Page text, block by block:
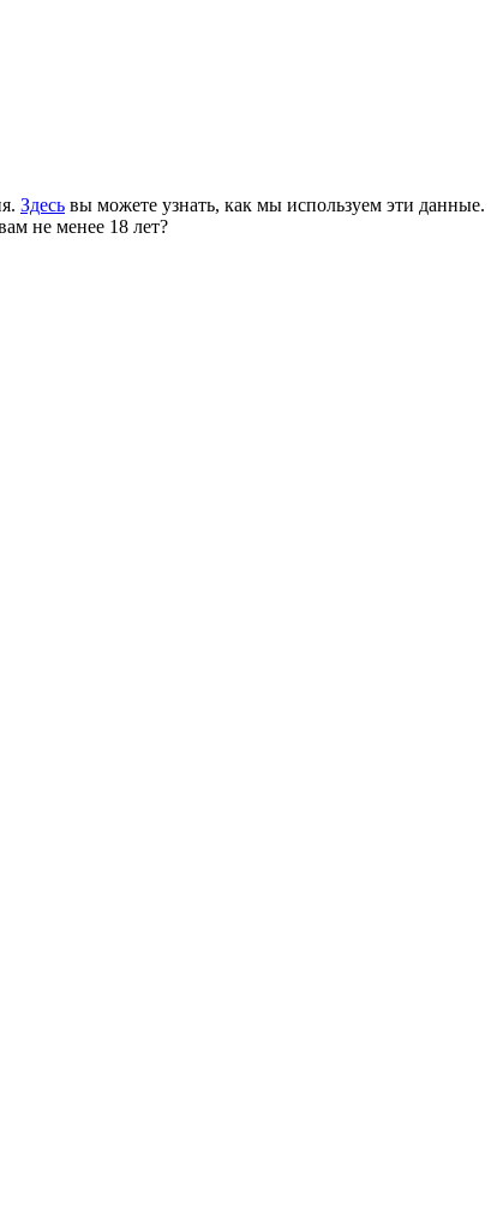
Здесь вы можете узнать, как мы используем эти данные.
не менее 18 лет?